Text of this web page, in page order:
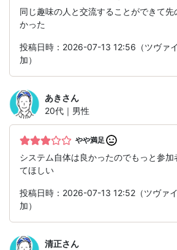
同じ趣味の人と交流することができて
かった
投稿日時：2026-07-13 12:56（ツヴァ
加）
あきさん
20代｜男性
やや満足
システム自体は良かったのでもっと参加
てほしい
投稿日時：2026-07-13 12:52（ツヴァ
加）
清正さん